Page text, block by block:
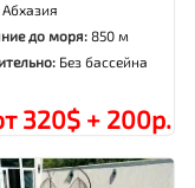
Абхазия
до моря:850 м
Без бассейна
320$ + 200р.